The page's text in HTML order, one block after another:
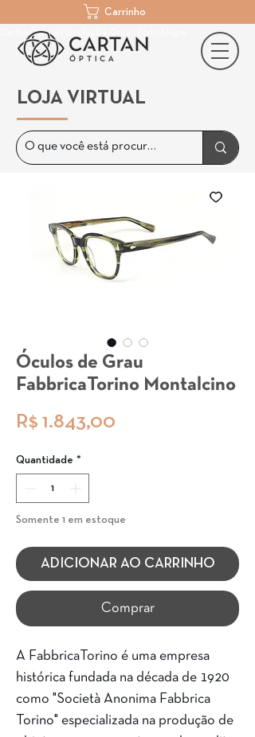
Cartan Óptica | Óculos De Grau | Porto Alegre
Carrinho
LOJA VIRTUAL
Óculos de Grau
FabbricaTorino Montalcino
R$ 1.843,00
Quantidade *
Somente 1 em estoque
ADICIONAR AO CARRINHO
Comprar
A FabbricaTorino é uma empresa
histórica fundada na década de 1920
como "Società Anonima Fabbrica
Torino" especializada na produção de